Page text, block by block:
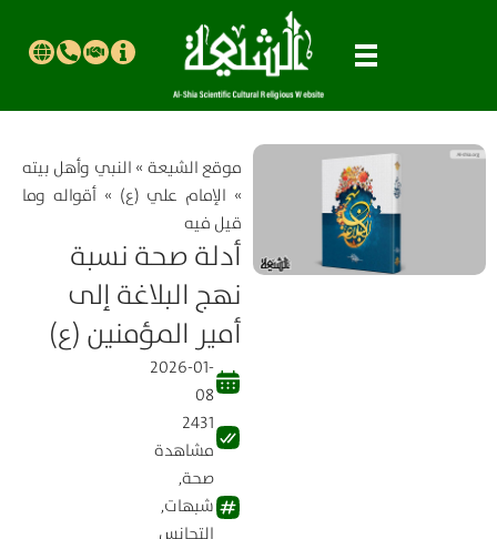
موقع الشیعة » النبي وأهل بيته
» الإمام علي (ع) »أقواله وما
قيل فيه
أدلة صحة نسبة
نهج البلاغة إلى
أمير المؤمنين (ع)
2026-01-
08
2431
مشاهدة
صحة,
شبهات,